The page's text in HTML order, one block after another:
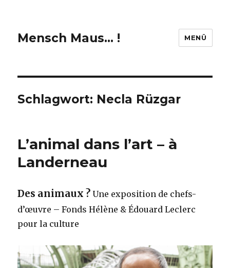
Mensch Maus… ! MENÜ
Schlagwort: Necla Rüzgar
L’animal dans l’art – à
Landerneau
Des animaux ? Une exposition de chefs-
d’œuvre – Fonds Hélène & Édouard Leclerc
pour la culture